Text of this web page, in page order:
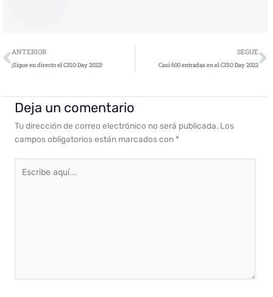
Ant
ANTERIOR
¡Sigue en directo el CISO Day 2022!
SEGUE
Casi 600 entradas en el CISO Day 2022
Deja un comentario
Tu dirección de correo electrónico no será publicada. Los
campos obligatorios están marcados con *
aquí...